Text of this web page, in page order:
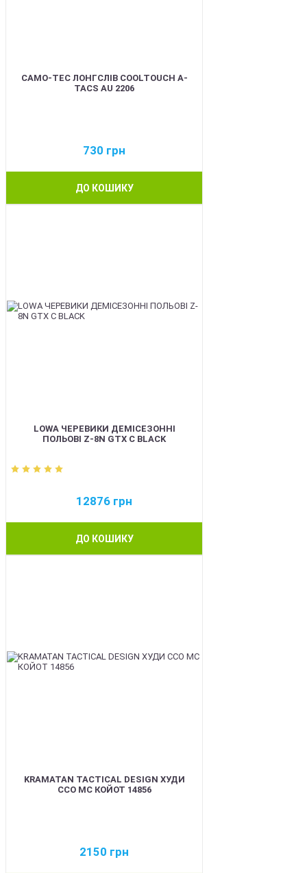
CAMO-TEC ЛОНГСЛІВ COOLTOUCH A-
TACS AU 2206
730 грн
ДО КОШИКУ
LOWA ЧЕРЕВИКИ ДЕМІСЕЗОННІ
ПОЛЬОВІ Z-8N GTX C BLACK
12876 грн
ДО КОШИКУ
KRAMATAN TACTICAL DESIGN ХУДИ
ССО МС КОЙОТ 14856
2150 грн